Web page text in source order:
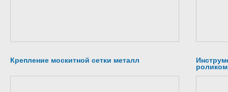
Крепление москитной сетки металл
роликом